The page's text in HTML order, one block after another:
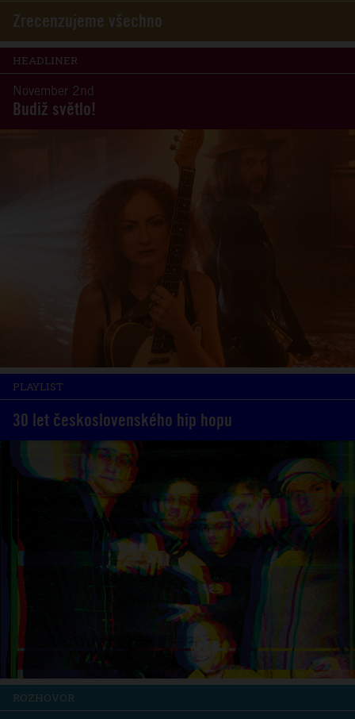
Zrecenzujeme všechno
HEADLINER
November 2nd
Budiž světlo!
PLAYLIST
30 let československého hip hopu
ROZHOVOR